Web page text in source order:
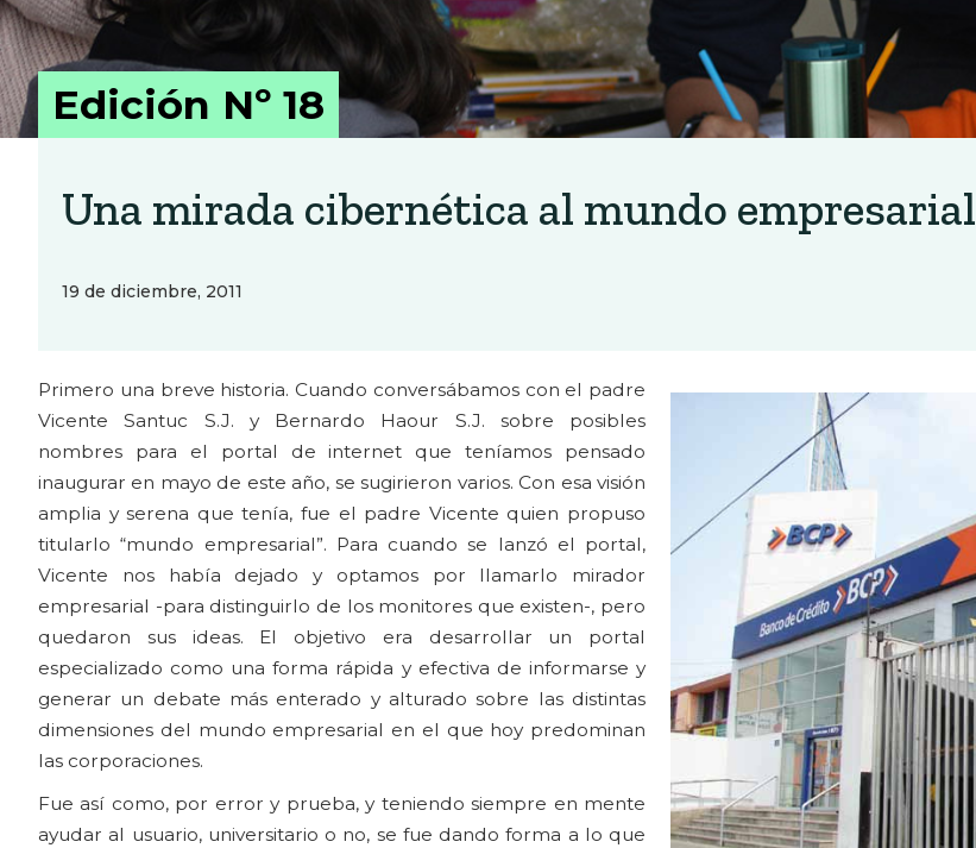
Edición Nº 18
Una mirada cibernética al mundo empresarial
19 de diciembre, 2011
Primero una breve historia. Cuando conversábamos con el padre
Vicente Santuc S.J. y Bernardo Haour S.J. sobre posibles
nombres para el portal de internet que teníamos pensado
inaugurar en mayo de este año, se sugirieron varios. Con esa visión
amplia y serena que tenía, fue el padre Vicente quien propuso
titularlo “mundo empresarial”. Para cuando se lanzó el portal,
Vicente nos había dejado y optamos por llamarlo mirador
empresarial -para distinguirlo de los monitores que existen-, pero
quedaron sus ideas. El objetivo era desarrollar un portal
especializado como una forma rápida y efectiva de informarse y
generar un debate más enterado y alturado sobre las distintas
dimensiones del mundo empresarial en el que hoy predominan
las corporaciones.
Fue así como, por error y prueba, y teniendo siempre en mente
ayudar al usuario, universitario o no, se fue dando forma a lo que